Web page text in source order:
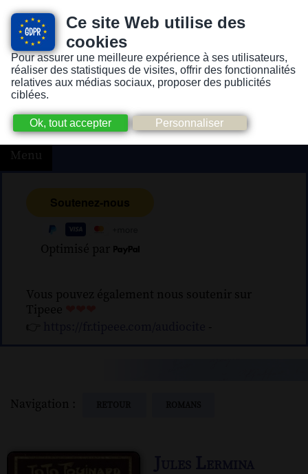
Ce site Web utilise des
cookies
Pour assurer une meilleure expérience à ses utilisateurs,
réaliser des statistiques de visites, offrir des fonctionnalités
relatives aux médias sociaux, proposer des publicités
ciblées.
Version pour personnes mal-voyantes ou non-voyantes
Menu
Optimisé par
Vous pouvez également nous soutenir sur
Tipeee
👉
-
Navigation :